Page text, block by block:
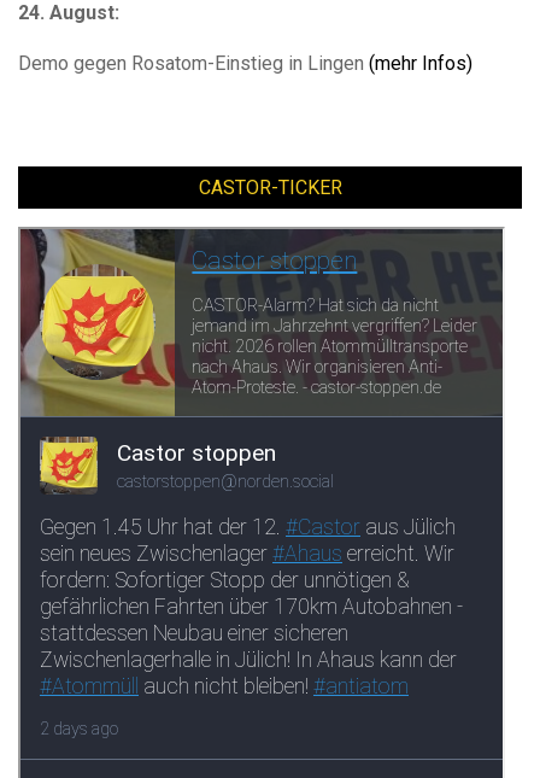
24. August:
Demo gegen Rosatom-Einstieg in Lingen (mehr Infos)
CASTOR-TICKER